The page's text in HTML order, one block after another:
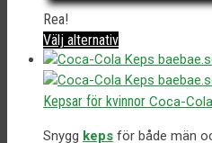
på
produktsidan
Rea!
Välj alternativDen
här
produkten
har
varianter.
Kepsar för kvinnor Coca-
Snygg keps för både män